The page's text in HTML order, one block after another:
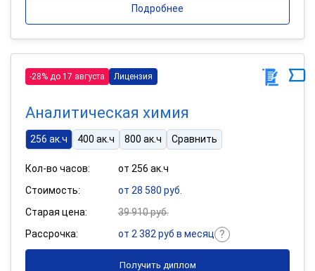
Подробнее
-28% до 17 августа Лицензия
Аналитическая химия
256 ак.ч 400 ак.ч 800 ак.ч Сравнить
Кол-во часов:
от 256 ак.ч
Стоимость:
от 28 580 руб.
Старая цена:
39 910 руб.
Рассрочка:
от 2 382 руб в месяц
Получить диплом